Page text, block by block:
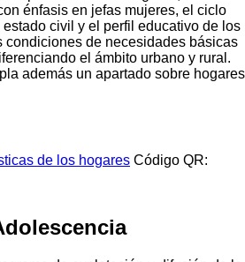
el estudio "Características de los
de identificar continuidades y
familiares y no familiares en el
tomando como eje principal de
de hogares. En este contexto, se
de los hogares combinando factores
y culturales, a través de variables
de los hogares, la
énfasis en jefas mujeres, el ciclo
estado civil y el perfil educativo de los
condiciones de necesidades básicas